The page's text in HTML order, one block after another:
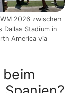
2026 zwischen
Dallas Stadium in
America via